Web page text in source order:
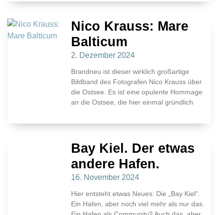
Nico Krauss: Mare
Balticum
2. Dezember 2024
Brandneu ist dieser wirklich großartige
Bildband des Fotografen Nico Krauss über
die Ostsee. Es ist eine opulente Hommage
an die Ostsee, die hier einmal gründlich
Bay Kiel. Der etwas
andere Hafen.
16. November 2024
Hier entsteht etwas Neues: Die „Bay Kiel“.
Ein Hafen, aber noch viel mehr als nur das.